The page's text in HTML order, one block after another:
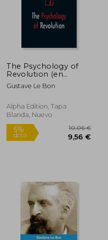
5%
dcto.
The Psychology of
Revolution (en
Inglés)
Gustave Le Bon
Alpha Edition, Tapa
Blanda, Nuevo